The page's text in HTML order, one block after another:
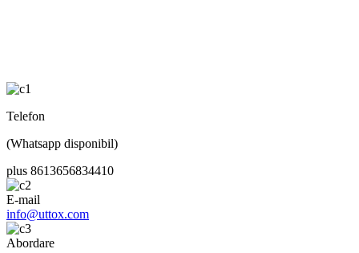
Telefon
(Whatsapp disponibil)
plus 8613656834410
E-mail
info@uttox.com
Abordare